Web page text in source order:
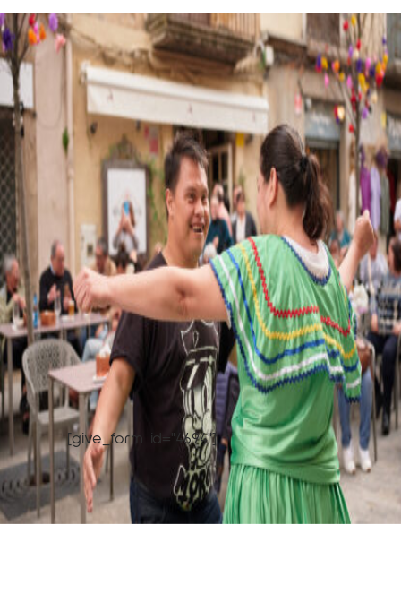
[give_form id="4694"]